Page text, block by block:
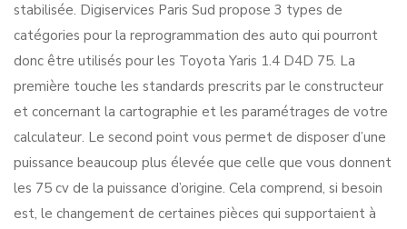
stabilisée. Digiservices Paris Sud propose 3 types de
catégories pour la reprogrammation des auto qui pourront
donc être utilisés pour les Toyota Yaris 1.4 D4D 75. La
première touche les standards prescrits par le constructeur
et concernant la cartographie et les paramétrages de votre
calculateur. Le second point vous permet de disposer d’une
puissance beaucoup plus élevée que celle que vous donnent
les 75 cv de la puissance d’origine. Cela comprend, si besoin
est, le changement de certaines pièces qui supportaient à